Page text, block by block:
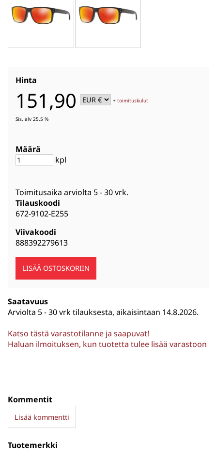
Hinta
151,90 +toimituskulut
Sis. alv 25.5 %
Määrä
kpl
Toimitusaika arviolta 5 - 30 vrk.
Tilauskoodi
672-9102-E255
Viivakoodi
888392279613
Saatavuus
Arviolta 5 - 30 vrk tilauksesta, aikaisintaan 14.8.2026.
Katso tästä varastotilanne ja saapuvat!
Haluan ilmoituksen, kun tuotetta tulee lisää varastoon
Kommentit
Lisää kommentti
Tuotemerkki